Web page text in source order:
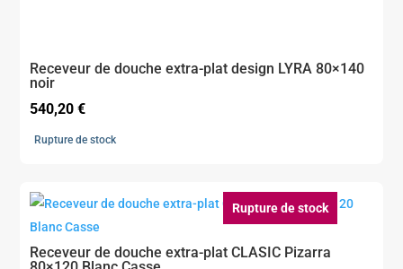
Receveur de douche extra-plat design LYRA 80×140
noir
540,20€
Rupture de stock
Rupture de stock
Receveur de douche extra-plat CLASIC Pizarra